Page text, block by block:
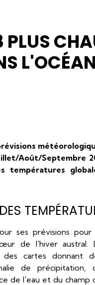
PLUS
Août/Septembre
températures
ses prévisions pour
de l'hiver austral.
cartes donnant
de précipitation,
de l'eau et du champ